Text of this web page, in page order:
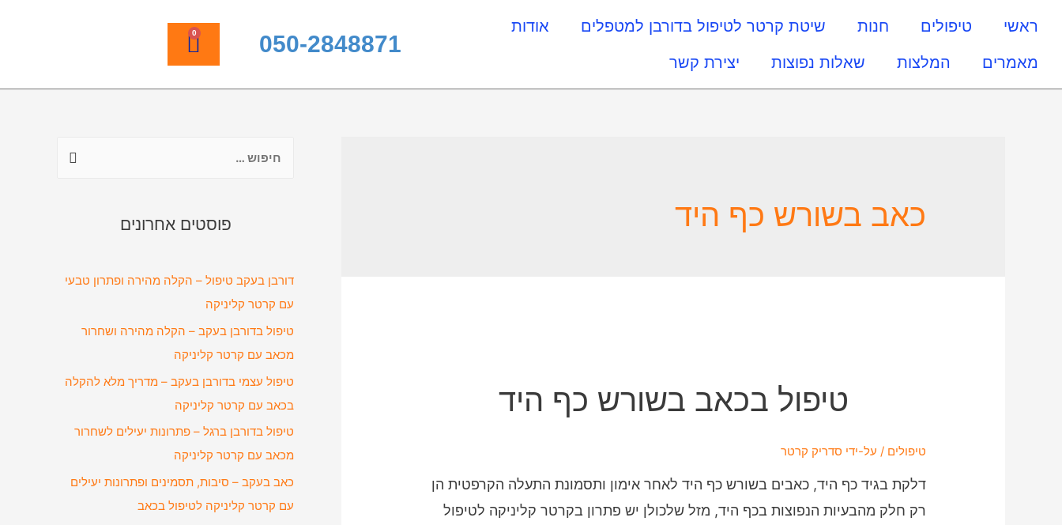
ראשי טיפולים חנות שיטת קרטר לטיפול בדורבן למטפלים אודות
מאמרים המלצות שאלות נפוצות יצירת קשר
050-2848871
0
כאב בשורש כף היד
טיפול בכאב בשורש כף היד
טיפולים / על-ידי סדריק קרטר
דלקת בגיד כף היד, כאבים בשורש כף היד לאחר אימון ותסמונת התעלה הקרפטית הן
רק חלק מהבעיות הנפוצות בכף היד, מזל שלכולן יש פתרון בקרטר קליניקה לטיפול
פוסטים אחרונים
דורבן בעקב טיפול – הקלה מהירה ופתרון טבעי
עם קרטר קליניקה
טיפול בדורבן בעקב – הקלה מהירה ושחרור
מכאב עם קרטר קליניקה
טיפול עצמי בדורבן בעקב – מדריך מלא להקלה
בכאב עם קרטר קליניקה
טיפול בדורבן ברגל – פתרונות יעילים לשחרור
מכאב עם קרטר קליניקה
כאב בעקב – סיבות, תסמינים ופתרונות יעילים
עם קרטר קליניקה לטיפול בכאב